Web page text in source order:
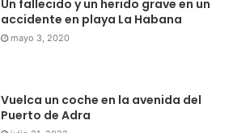
Un fallecido y un herido grave en un
accidente en playa La Habana
mayo 3, 2020
Vuelca un coche en la avenida del
Puerto de Adra